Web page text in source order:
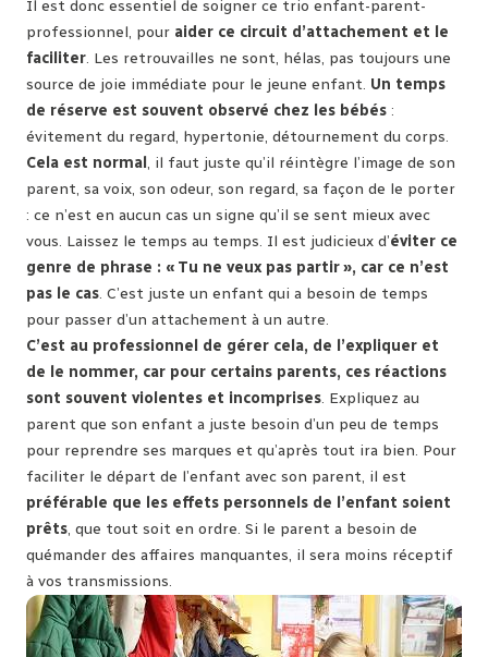
Il est donc essentiel de soigner ce trio enfant-parent-
professionnel, pour aider ce circuit d’attachement et le
faciliter. Les retrouvailles ne sont, hélas, pas toujours une
source de joie immédiate pour le jeune enfant. Un temps
de réserve est souvent observé chez les bébés :
évitement du regard, hypertonie, détournement du corps.
Cela est normal, il faut juste qu’il réintègre l’image de son
parent, sa voix, son odeur, son regard, sa façon de le porter
: ce n’est en aucun cas un signe qu’il se sent mieux avec
vous. Laissez le temps au temps. Il est judicieux d’éviter ce
genre de phrase : « Tu ne veux pas partir », car ce n’est
pas le cas. C’est juste un enfant qui a besoin de temps
pour passer d’un attachement à un autre.
C’est au professionnel de gérer cela, de l’expliquer et
de le nommer, car pour certains parents, ces réactions
sont souvent violentes et incomprises. Expliquez au
parent que son enfant a juste besoin d’un peu de temps
pour reprendre ses marques et qu’après tout ira bien. Pour
faciliter le départ de l’enfant avec son parent, il est
préférable que les effets personnels de l’enfant soient
prêts, que tout soit en ordre. Si le parent a besoin de
quémander des affaires manquantes, il sera moins réceptif
à vos transmissions.